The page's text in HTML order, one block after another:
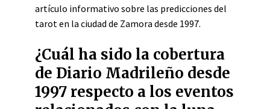
artículo informativo sobre las predicciones del
tarot en la ciudad de Zamora desde 1997.
¿Cuál ha sido la cobertura
de Diario Madrileño desde
1997 respecto a los eventos